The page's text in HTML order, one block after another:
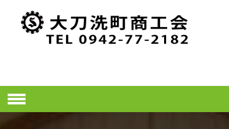
content
会ホームペー